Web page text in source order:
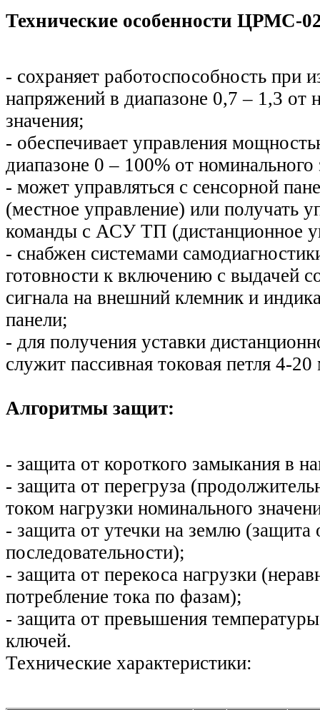
Технические особенности ЦРМС-
- сохраняет работоспособность при
напряжений в диапазоне 0,7 – 1,3 от
значения;
- обеспечивает управления
диапазоне 0 – 100% от номинального
- может управляться с сенсорной
(местное управление) или получать
команды с АСУ ТП (дистанционное
- снабжен системами
готовности к включению с выдачей
сигнала на внешний клемник и
панели;
- для получения уставки
служит пассивная токовая петля 4-
Алгоритмы защит:
- защита от короткого замыкания в
- защита от перегруза
током нагрузки номинального
- защита от утечки на землю (защита
последовательности);
- защита от перекоса нагрузки
потребление тока по фазам);
- защита от превышения
ключей.
Технические характеристики: